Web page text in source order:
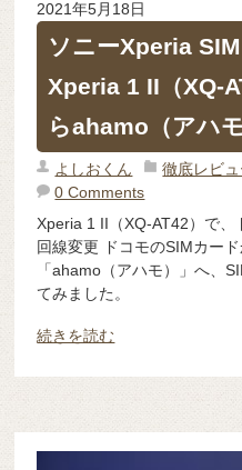
2021年5月18日
ソニーXperia
Xperia 1 II（XQ-
らahamo（アハ
よしおくん 徹底レビュ
0 Comments
Xperia 1 II（XQ-AT42）で
回線変更 ドコモのSIMカー
「ahamo（アハモ）」へ、
てみました。
続きを読む